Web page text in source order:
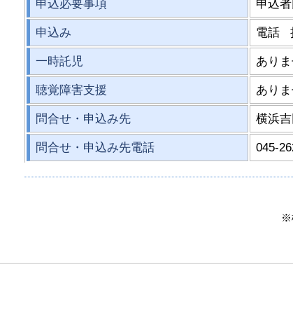
申込必要事項 申込
申込み 電話
一時託児 あり
聴覚障害支援 あり
問合せ・申込み先 横浜
問合せ・申込み先電話 045-
※